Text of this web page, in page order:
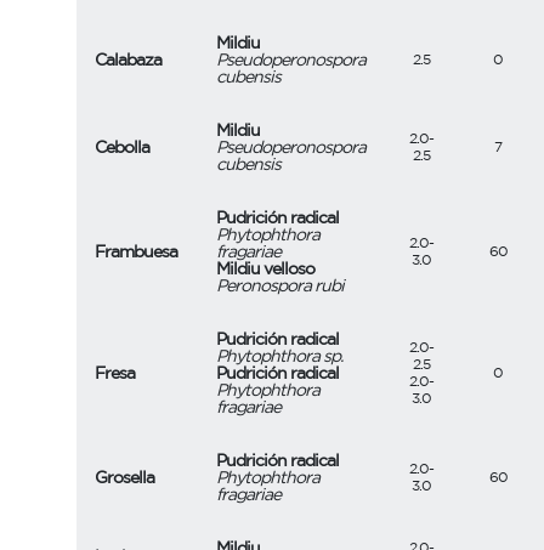
Calabaza
Mildiu
Pseudoperonospora
cubensis
2.5 0
Cebolla
Mildiu
Pseudoperonospora
cubensis
2.0-
2.5
7
Frambuesa
Pudrición radical
Phytophthora
fragariae
Mildiu velloso
Peronospora rubi
2.0-
3.0
60
Fresa
Pudrición radical
Phytophthora sp.
Pudrición radical
Phytophthora
fragariae
2.0-
2.5
2.0-
3.0
0
Grosella
Pudrición radical
Phytophthora
fragariae
2.0-
3.0
60
2.0-